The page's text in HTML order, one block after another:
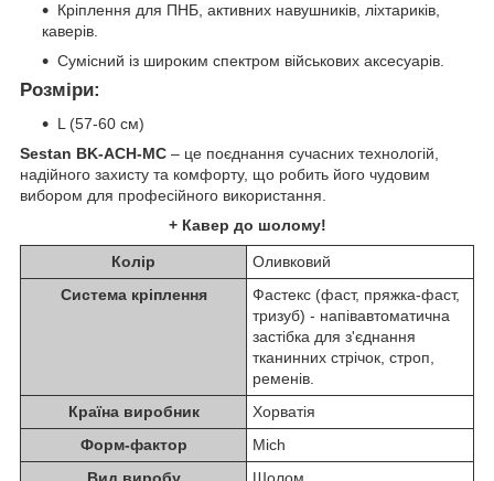
Кріплення для ПНБ, активних навушників, ліхтариків,
каверів.
Сумісний із широким спектром військових аксесуарів.
Розміри:
L (57-60 см)
Sestan BK-ACH-MC – це поєднання сучасних технологій,
надійного захисту та комфорту, що робить його чудовим
вибором для професійного використання.
+ Кавер до шолому!
Колір
Оливковий
Система кріплення
Фастекс (фаст, пряжка-фаст,
тризуб) - напівавтоматична
застібка для з'єднання
тканинних стрічок, строп,
ременів.
Країна виробник
Хорватія
Форм-фактор
Mich
Вид виробу
Шолом